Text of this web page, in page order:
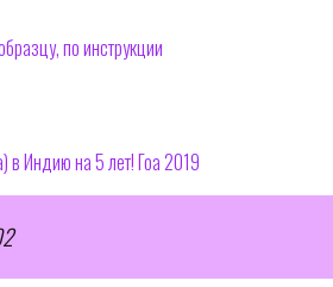
по инструкции
в Индию на 5 лет! Гоа 2019